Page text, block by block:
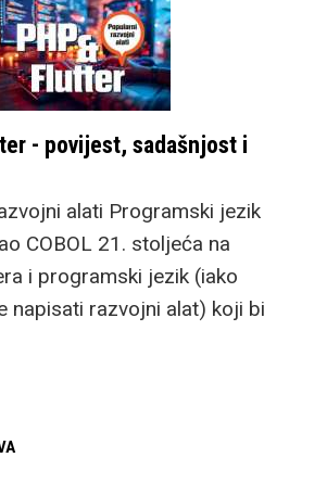
- povijest, sadašnjost i
alati Programski jezik
COBOL 21. stoljeća na
i programski jezik (iako
napisati razvojni alat) koji bi